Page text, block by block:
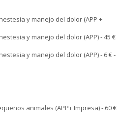
y manejo del dolor (APP +
y manejo del dolor (APP) - 45 €
y manejo del dolor (APP) - 6 € -
animales (APP+ Impresa) - 60 €